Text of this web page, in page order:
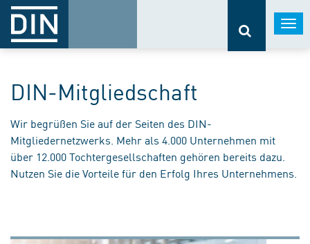
DIN-Mitgliedschaft
Wir begrüßen Sie auf der Seiten des DIN-
Mitgliedernetzwerks. Mehr als 4.000 Unternehmen mit
über 12.000 Tochtergesellschaften gehören bereits dazu.
Nutzen Sie die Vorteile für den Erfolg Ihres Unternehmens.